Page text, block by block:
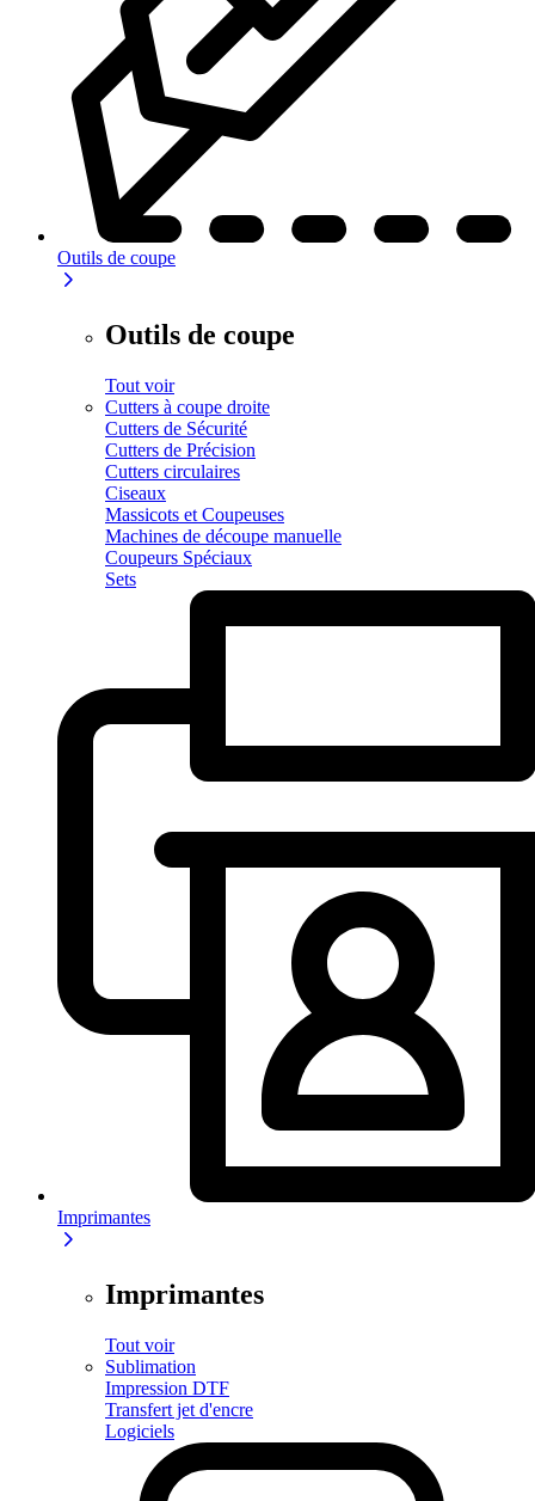
Outils de coupe
Outils de coupe
Tout voir
Cutters à coupe droite
Cutters de Sécurité
Cutters de Précision
Cutters circulaires
Ciseaux
Massicots et Coupeuses
Machines de découpe manuelle
Coupeurs Spéciaux
Sets
Imprimantes
Imprimantes
Tout voir
Sublimation
Impression DTF
Transfert jet d'encre
Logiciels